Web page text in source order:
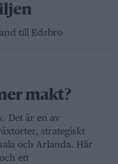
till Edsbro
makt?
Det är en av
strategiskt
och Arlanda. Här
ett